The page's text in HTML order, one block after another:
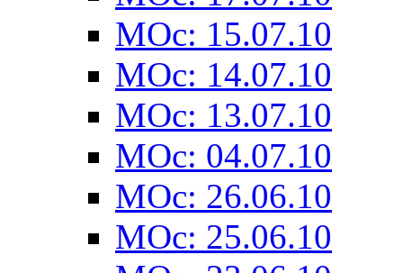
MOc: 15.07.10
MOc: 14.07.10
MOc: 13.07.10
MOc: 04.07.10
MOc: 26.06.10
MOc: 25.06.10